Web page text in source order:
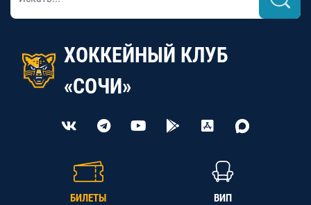
ХОККЕЙНЫЙ КЛУБ
«СОЧИ»
БИЛЕТЫ ВИП